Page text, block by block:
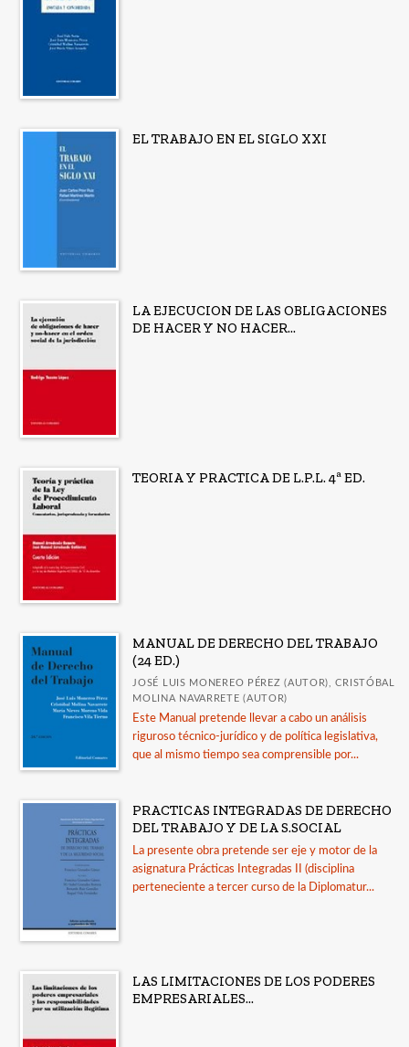
EL TRABAJO EN EL SIGLO XXI
LA EJECUCION DE LAS OBLIGACIONES
DE HACER Y NO HACER...
TEORIA Y PRACTICA DE L.P.L. 4ª ED.
MANUAL DE DERECHO DEL TRABAJO
(24 ED.)
JOSÉ LUIS MONEREO PÉREZ (AUTOR), CRISTÓBAL
MOLINA NAVARRETE (AUTOR)
Este Manual pretende llevar a cabo un análisis
riguroso técnico-jurídico y de política legislativa,
que al mismo tiempo sea comprensible por...
PRACTICAS INTEGRADAS DE DERECHO
DEL TRABAJO Y DE LA S.SOCIAL
La presente obra pretende ser eje y motor de la
asignatura Prácticas Integradas II (disciplina
perteneciente a tercer curso de la Diplomatur...
LAS LIMITACIONES DE LOS PODERES
EMPRESARIALES...